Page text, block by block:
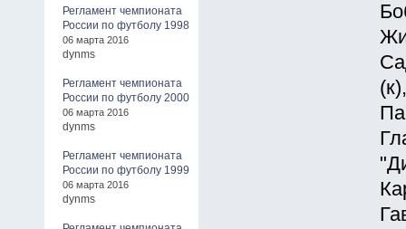
Регламент чемпионата
России по футболу 1998
06 марта 2016
dynms
Регламент чемпионата
России по футболу 2000
06 марта 2016
dynms
Регламент чемпионата
России по футболу 1999
06 марта 2016
dynms